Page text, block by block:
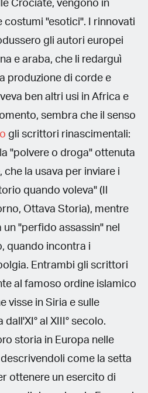
Crociate, vengono in
"esotici". I rinnovati
gli autori europei
e araba, che li redarguì
produzione di corde e
ben altri usi in Africa e
sembra che il senso
gli scrittori rinascimentali:
"polvere o droga" ottenuta
la usava per inviare i
quando voleva" (Il
Ottava Storia), mentre
"perfido assassin" nel
quando incontra i
Entrambi gli scrittori
al famoso ordine islamico
visse in Siria e sulle
al XIII° secolo.
storia in Europa nelle
come la setta
ottenere un esercito di